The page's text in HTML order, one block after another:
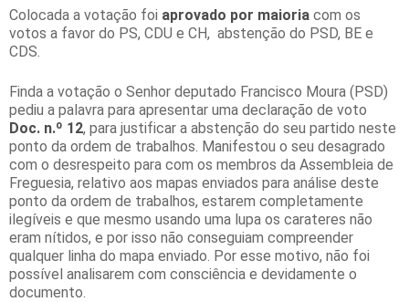
Colocada a votação foi aprovado por maioria com os
votos a favor do PS, CDU e CH, abstenção do PSD, BE e
CDS.
Finda a votação o Senhor deputado Francisco Moura (PSD)
pediu a palavra para apresentar uma declaração de voto
Doc. n.º 12, para justificar a abstenção do seu partido neste
ponto da ordem de trabalhos. Manifestou o seu desagrado
com o desrespeito para com os membros da Assembleia de
Freguesia, relativo aos mapas enviados para análise deste
ponto da ordem de trabalhos, estarem completamente
ilegíveis e que mesmo usando uma lupa os carateres não
eram nítidos, e por isso não conseguiam compreender
qualquer linha do mapa enviado. Por esse motivo, não foi
possível analisarem com consciência e devidamente o
documento.